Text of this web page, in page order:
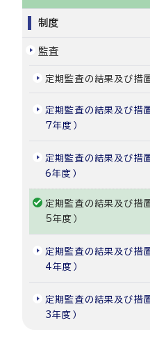
制度
監査
定期監査の結果及び措
定期監査の結果及び措
7年度）
定期監査の結果及び措
6年度）
定期監査の結果及び措
5年度）
定期監査の結果及び措
4年度）
定期監査の結果及び措
3年度）